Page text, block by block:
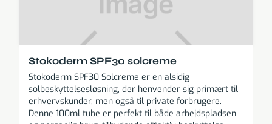
Stokoderm SPF30 solcreme
Stokoderm SPF30 Solcreme er en alsidig
solbeskyttelsesløsning, der henvender sig primært til
erhvervskunder, men også til private forbrugere.
Denne 100ml tube er perfekt til både arbejdspladsen